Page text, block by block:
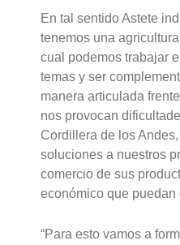
En tal sentido Astete
tenemos una
cual podemos trabajar
temas y ser
manera articulada
nos provocan
Cordillera de los
soluciones a nuestros
comercio de sus
económico que puedan
“Para esto vamos a